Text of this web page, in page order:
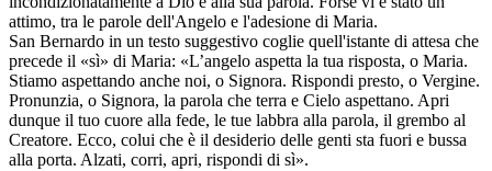
attimo, tra le parole dell'Angelo e l'adesione di Maria.
San Bernardo in un testo suggestivo coglie quell'istante di attesa che
precede il «sì» di Maria: «L’angelo aspetta la tua risposta, o Maria.
Stiamo aspettando anche noi, o Signora. Rispondi presto, o Vergine.
Pronunzia, o Signora, la parola che terra e Cielo aspettano. Apri
dunque il tuo cuore alla fede, le tue labbra alla parola, il grembo al
Creatore. Ecco, colui che è il desiderio delle genti sta fuori e bussa
alla porta. Alzati, corri, apri, rispondi di sì».